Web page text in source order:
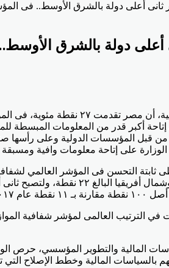
ثانى أعلى دولة بالشرق الأوسط.. فى
أعلى دولة بالشرق
قبل المؤسسات الدولية وعلى رأسها
على إتاحة معلومات وافية ومسبقة
المسجل بمنطقة الشرق
المالية والتطوير المؤسسي، حرص
المالية وخطط الإصلاح التي